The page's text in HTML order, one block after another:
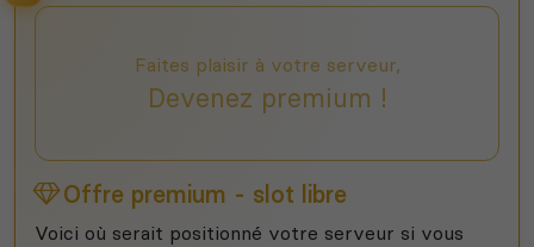
Faites plaisir à votre serveur,
Devenez premium !
Offre premium - slot libre
Voici où serait positionné votre serveur si vous